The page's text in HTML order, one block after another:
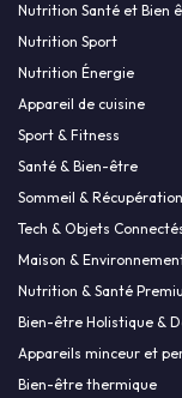
Nutrition Santé et Bien
Nutrition Sport
Nutrition Énergie
Appareil de cuisine
Sport & Fitness
Santé & Bien-être
Sommeil & Récupération
Tech & Objets
Maison &
Nutrition & Santé
Bien-être Holistique &
Appareils minceur et
Bien-être thermique